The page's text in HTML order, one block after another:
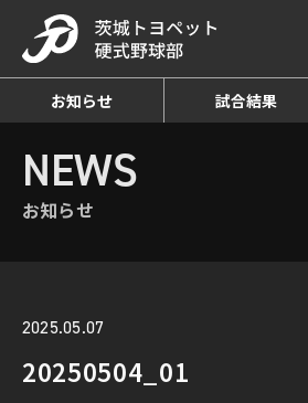
お知らせ 試合結果
HOME
NEWS
お知らせ
2025.05.07
20250504_01